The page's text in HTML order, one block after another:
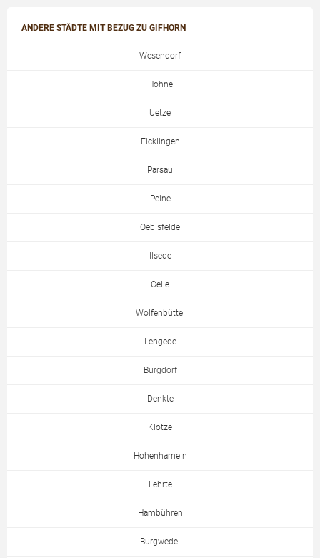
ANDERE STÄDTE MIT BEZUG ZU GIFHORN
Wesendorf
Hohne
Uetze
Eicklingen
Parsau
Peine
Oebisfelde
Ilsede
Celle
Wolfenbüttel
Lengede
Burgdorf
Denkte
Klötze
Hohenhameln
Lehrte
Hambühren
Burgwedel